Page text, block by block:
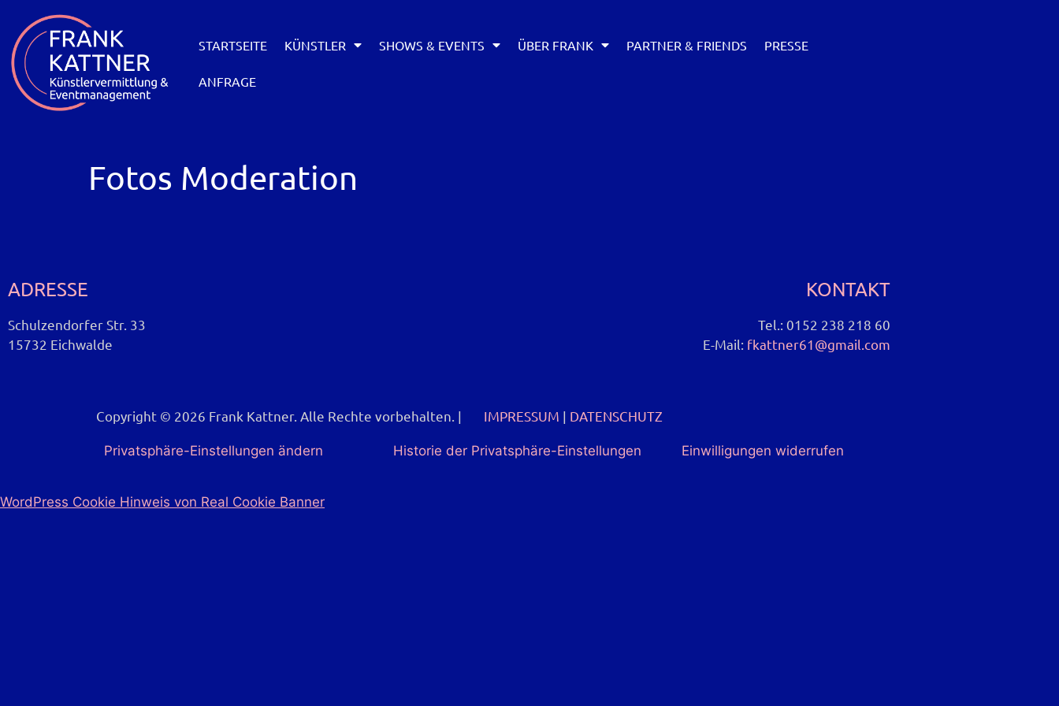
STARTSEITE KÜNSTLER SHOWS & EVENTS ÜBER FRANK PARTNER & FRIENDS PRESSE
ANFRAGE
Fotos Moderation
ADRESSE
Schulzendorfer Str. 33
15732 Eichwalde
KONTAKT
Tel.: 0152 238 218 60
E-Mail: fkattner61@gmail.com
Copyright © 2026 Frank Kattner. Alle Rechte vorbehalten. | IMPRESSUM | DATENSCHUTZ
Privatsphäre-Einstellungen ändern Historie der Privatsphäre-Einstellungen Einwilligungen widerrufen
WordPress Cookie Hinweis von Real Cookie Banner